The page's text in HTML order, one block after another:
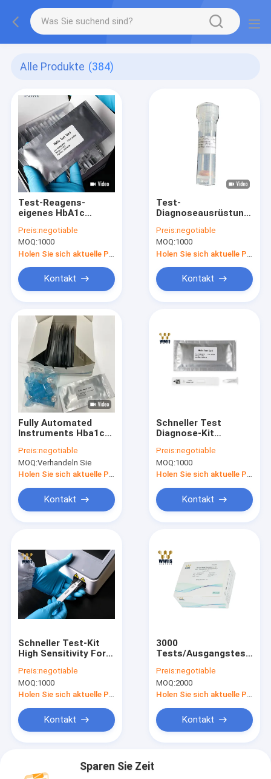
Alle Produkte (384)
Test-Reagens-
eigenes HbA1c
mit völlig
automatisierten
Instrumenten
Preis:negotiable
MOQ:1000
Kontakt
Test-
Diagnoseausrüstungs-
Genauigkeit HbA1c
schnelle und hohes
empfindliches 25T
Preis:negotiable
MOQ:1000
Kontakt
Fully Automated
Instruments Hba1c-
Immunochromatographischer
Assay
Preis:negotiable
MOQ:Verhandeln Sie
Kontakt
Schneller Test
Diagnose-Kit
Accuracy 25T HbA1c
Preis:negotiable
MOQ:1000
Kontakt
Schneller Test-Kit
High Sensitivity For
HBA1C
Prüfungsinstitutionen
Preis:negotiable
MOQ:1000
Holen Sie sich aktuelle Preis
Kontakt
3000
Tests/Ausgangstest-
Test FIA POCT des
Taghba1c Probe
Preis:negotiable
MOQ:2000
Holen Sie sich aktuelle Preis
Kontakt
Sparen Sie Zeit